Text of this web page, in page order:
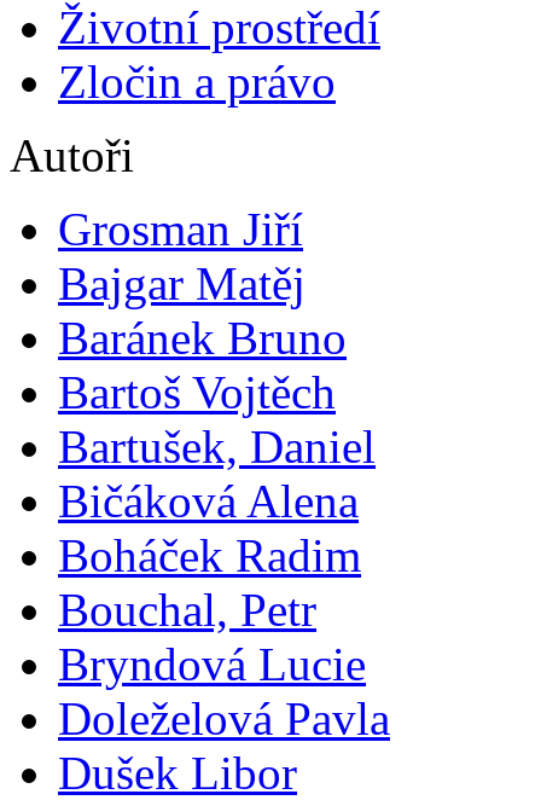
Životní prostředí
Zločin a právo
Autoři
Grosman Jiří
Bajgar Matěj
Baránek Bruno
Bartoš Vojtěch
Bartušek, Daniel
Bičáková Alena
Boháček Radim
Bouchal, Petr
Bryndová Lucie
Doleželová Pavla
Dušek Libor